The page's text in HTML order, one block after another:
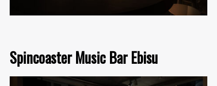
Spincoaster Music Bar Ebisu